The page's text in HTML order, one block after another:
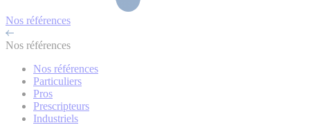
Nos références
Nos références
Nos références
Particuliers
Pros
Prescripteurs
Industriels